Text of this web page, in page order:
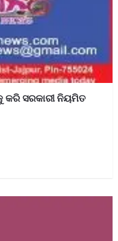
କରି ସରକାରୀ ନିୟମିତ